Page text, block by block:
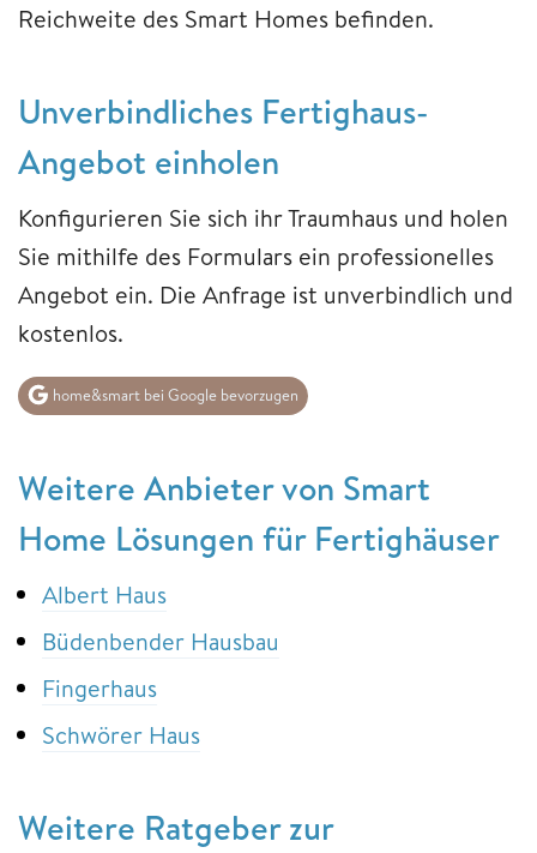
Reichweite des Smart Homes befinden.
Unverbindliches Fertighaus-
Angebot einholen
Konfigurieren Sie sich ihr Traumhaus und holen
Sie mithilfe des Formulars ein professionelles
Angebot ein. Die Anfrage ist unverbindlich und
kostenlos.
home&smart bei Google bevorzugen
Weitere Anbieter von Smart
Home Lösungen für Fertighäuser
Albert Haus
Büdenbender Hausbau
Fingerhaus
Schwörer Haus
Weitere Ratgeber zur